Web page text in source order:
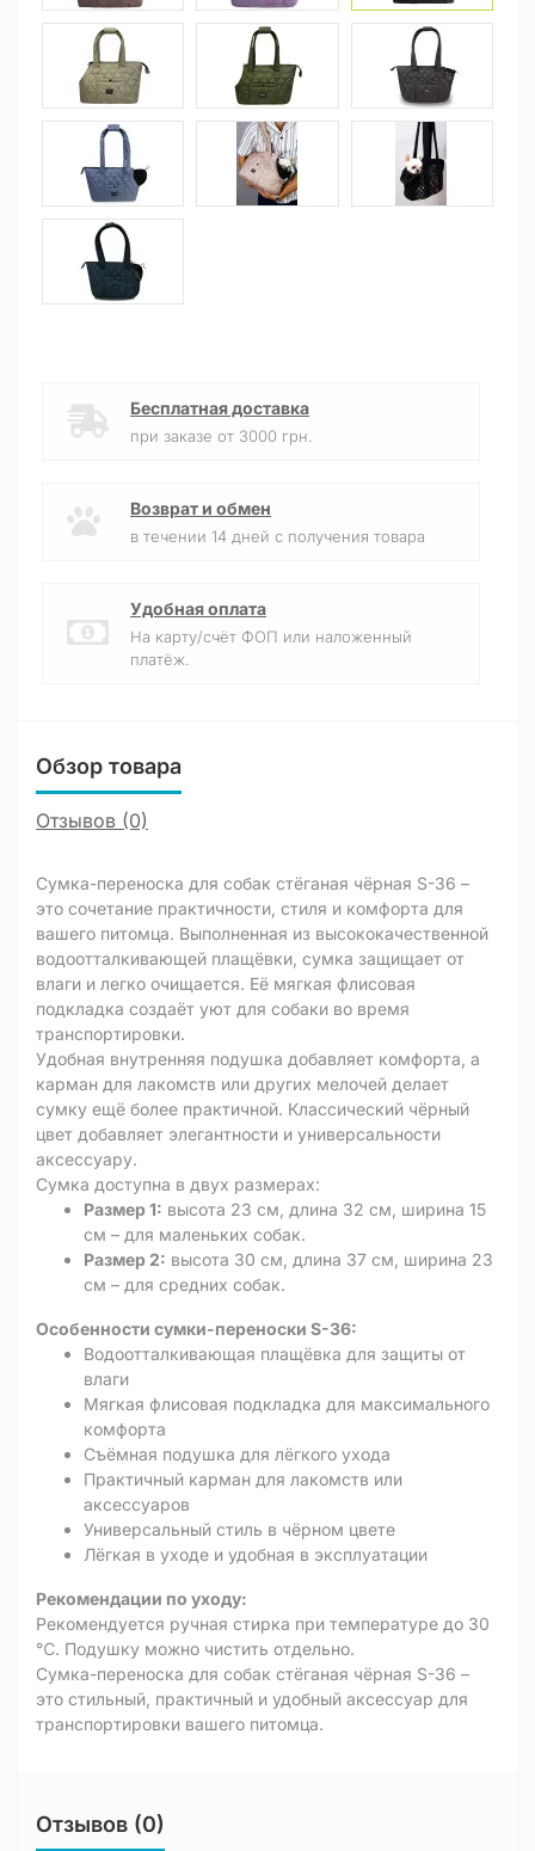
Бесплатная доставка
при заказе от 3000 грн.
Возврат и обмен
в течении 14 дней с получения товара
Удобная оплата
На карту/счёт ФОП или наложенный
платёж.
Обзор товара
Отзывов (0)
Сумка-переноска для собак стёганая чёрная S-36 –
это сочетание практичности, стиля и комфорта для
вашего питомца. Выполненная из высококачественной
водоотталкивающей плащёвки, сумка защищает от
влаги и легко очищается. Её мягкая флисовая
подкладка создаёт уют для собаки во время
транспортировки.
Удобная внутренняя подушка добавляет комфорта, а
карман для лакомств или других мелочей делает
сумку ещё более практичной. Классический чёрный
цвет добавляет элегантности и универсальности
аксессуару.
Сумка доступна в двух размерах:
Размер 1: высота 23 см, длина 32 см, ширина 15
см – для маленьких собак.
Размер 2: высота 30 см, длина 37 см, ширина 23
см – для средних собак.
Особенности сумки-переноски S-36:
Водоотталкивающая плащёвка для защиты от
влаги
Мягкая флисовая подкладка для максимального
комфорта
Съёмная подушка для лёгкого ухода
Практичный карман для лакомств или
аксессуаров
Универсальный стиль в чёрном цвете
Лёгкая в уходе и удобная в эксплуатации
Рекомендации по уходу:
Рекомендуется ручная стирка при температуре до 30
℃. Подушку можно чистить отдельно.
Сумка-переноска для собак стёганая чёрная S-36 –
это стильный, практичный и удобный аксессуар для
транспортировки вашего питомца.
Отзывов (0)